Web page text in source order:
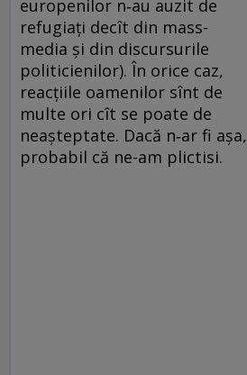
europenilor n‑au auzit de
refugiaţi decît din mass-
media şi din discursurile
politicienilor). În orice caz,
reacţiile oamenilor sînt de
multe ori cît se poate de
neaşteptate. Dacă n‑ar fi aşa,
probabil că ne-am plictisi.